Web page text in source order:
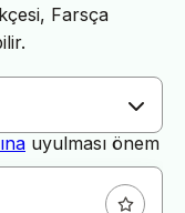
Farsça
ve sağlıklı
uyulması önem
alınmadan iade